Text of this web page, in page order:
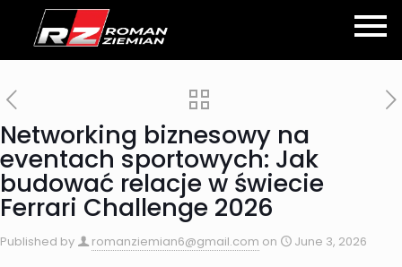
Networking biznesowy na
eventach sportowych: Jak
budować relacje w świecie
Ferrari Challenge 2026
Published by romanziemian6@gmail.com on June 3, 2026